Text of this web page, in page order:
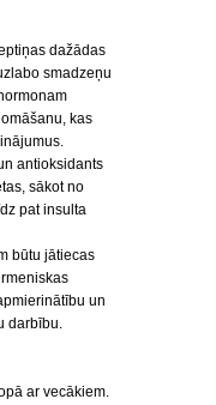
dažādas
smadzeņu
kas
antioksidants
sākot no
pat insulta
būtu jātiecas
un
darbību.
ar vecākiem.